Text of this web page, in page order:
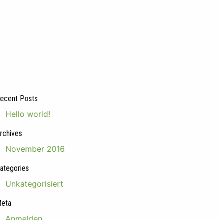
Posts
Hello world!
November 2016
Unkategorisiert